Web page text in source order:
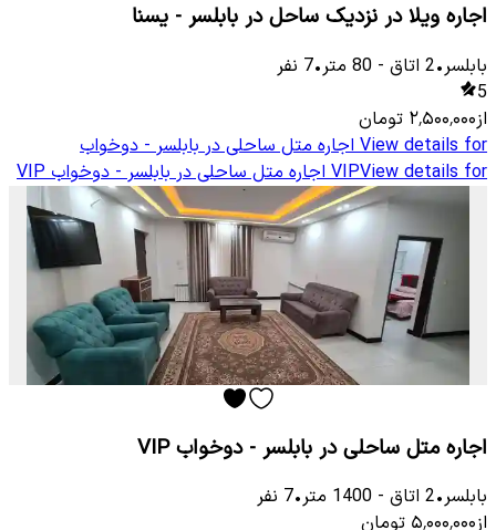
اجاره ویلا در نزدیک ساحل در بابلسر - یسنا
بابلسر•
2 اتاق -
80 متر•
7 نفر
5
از۲٬۵۰۰٬۰۰۰ تومان
View details for اجاره متل ساحلی در بابلسر - دوخواب
VIPView details for اجاره متل ساحلی در بابلسر - دوخواب VIP
اجاره متل ساحلی در بابلسر - دوخواب VIP
بابلسر•
2 اتاق -
1400 متر•
7 نفر
از۵٬۰۰۰٬۰۰۰ تومان